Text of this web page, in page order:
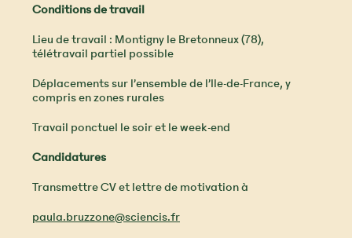
Conditions de travail
Lieu de travail : Montigny le Bretonneux (78),
télétravail partiel possible
Déplacements sur l’ensemble de l’Ile-de-France, y
compris en zones rurales
Travail ponctuel le soir et le week-end
Candidatures
Transmettre CV et lettre de motivation à
paula.bruzzone@sciencis.fr